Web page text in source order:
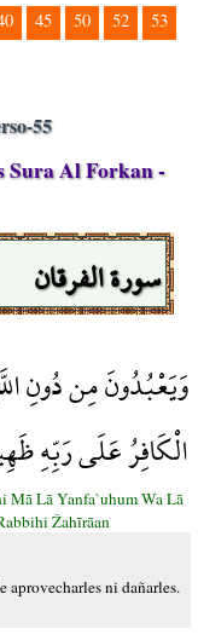
45 50 52
53
55
Sura Al Forkan -
سورة الفرقان
وَيَعْبُدُونَ مِن دُونِ
الْكَافِرُ عَلَى رَبِّهِ
Lā Yanfa`uhum Wa Lā
Žahīrāan
aprovecharles ni dañarles.